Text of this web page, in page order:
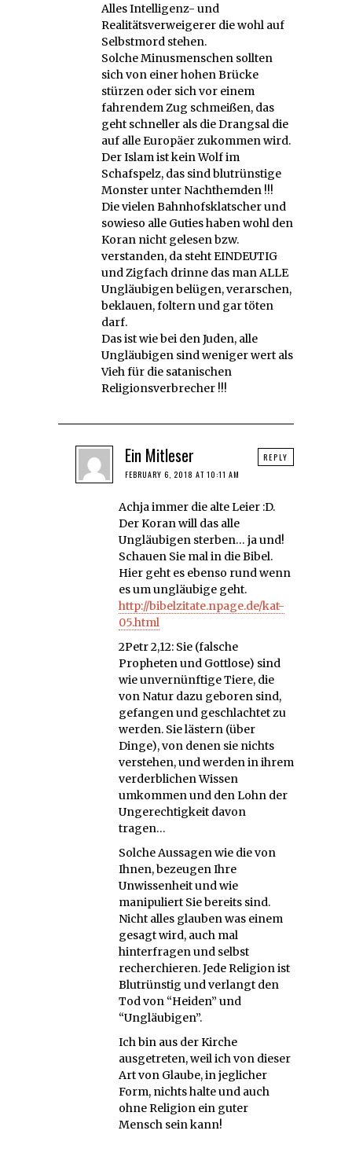
Alles Intelligenz- und
Realitätsverweigerer die wohl auf
Selbstmord stehen.
Solche Minusmenschen sollten
sich von einer hohen Brücke
stürzen oder sich vor einem
fahrendem Zug schmeißen, das
geht schneller als die Drangsal die
auf alle Europäer zukommen wird.
Der Islam ist kein Wolf im
Schafspelz, das sind blutrünstige
Monster unter Nachthemden !!!
Die vielen Bahnhofsklatscher und
sowieso alle Guties haben wohl den
Koran nicht gelesen bzw.
verstanden, da steht EINDEUTIG
und Zigfach drinne das man ALLE
Ungläubigen belügen, verarschen,
beklauen, foltern und gar töten
darf.
Das ist wie bei den Juden, alle
Ungläubigen sind weniger wert als
Vieh für die satanischen
Religionsverbrecher !!!
Ein Mitleser
FEBRUARY 6, 2018 AT 10:11 AM
Achja immer die alte Leier :D.
Der Koran will das alle
Ungläubigen sterben… ja und!
Schauen Sie mal in die Bibel.
Hier geht es ebenso rund wenn
es um ungläubige geht.
http://bibelzitate.npage.de/kat-
05.html
2Petr 2,12: Sie (falsche
Propheten und Gottlose) sind
wie unvernünftige Tiere, die
von Natur dazu geboren sind,
gefangen und geschlachtet zu
werden. Sie lästern (über
Dinge), von denen sie nichts
verstehen, und werden in ihrem
verderblichen Wissen
umkommen und den Lohn der
Ungerechtigkeit davon
tragen…
Solche Aussagen wie die von
Ihnen, bezeugen Ihre
Unwissenheit und wie
manipuliert Sie bereits sind.
Nicht alles glauben was einem
gesagt wird, auch mal
hinterfragen und selbst
recherchieren. Jede Religion ist
Blutrünstig und verlangt den
Tod von “Heiden” und
“Ungläubigen”.
Ich bin aus der Kirche
ausgetreten, weil ich von dieser
Art von Glaube, in jeglicher
Form, nichts halte und auch
ohne Religion ein guter
Mensch sein kann!
REPLY